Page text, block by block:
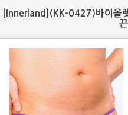
[Innerland](KK-0427)바이올